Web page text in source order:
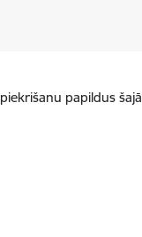
papildus